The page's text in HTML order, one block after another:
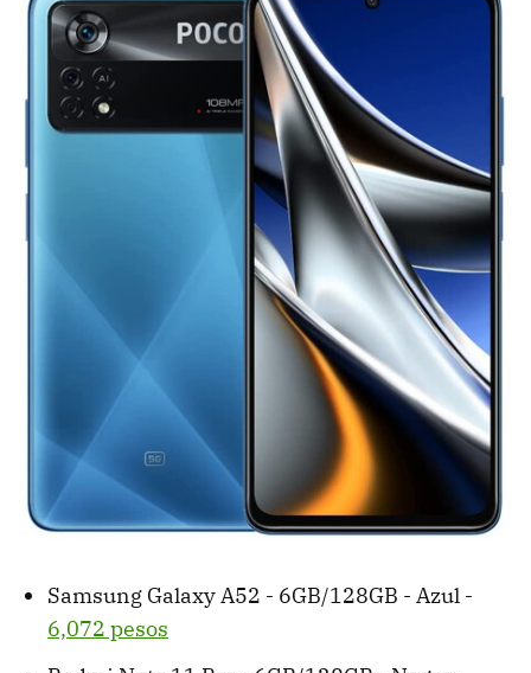
Samsung Galaxy A52 - 6GB/128GB - Azul -
6,072 pesos